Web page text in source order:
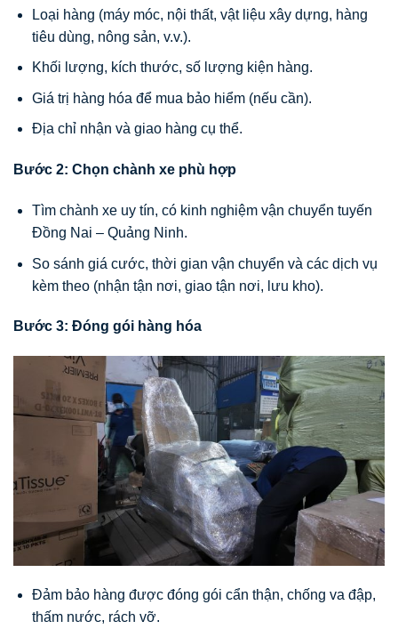
Loại hàng (máy móc, nội thất, vật liệu xây dựng, hàng
tiêu dùng, nông sản, v.v.).
Khối lượng, kích thước, số lượng kiện hàng.
Giá trị hàng hóa để mua bảo hiểm (nếu cần).
Địa chỉ nhận và giao hàng cụ thể.
Bước 2: Chọn chành xe phù hợp
Tìm chành xe uy tín, có kinh nghiệm vận chuyển tuyến
Đồng Nai – Quảng Ninh.
So sánh giá cước, thời gian vận chuyển và các dịch vụ
kèm theo (nhận tận nơi, giao tận nơi, lưu kho).
Bước 3: Đóng gói hàng hóa
Đảm bảo hàng được đóng gói cẩn thận, chống va đập,
thấm nước, rách vỡ.